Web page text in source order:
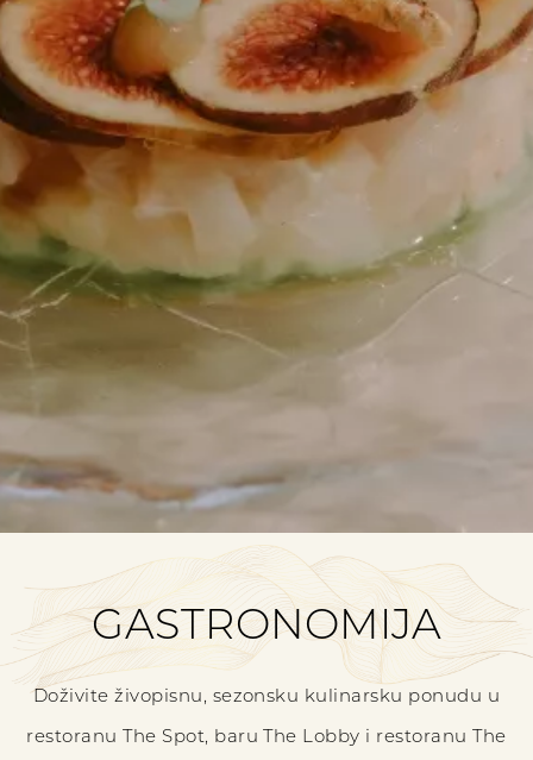
GASTRONOMIJA
Doživite živopisnu, sezonsku kulinarsku ponudu u
restoranu The Spot, baru The Lobby i restoranu The